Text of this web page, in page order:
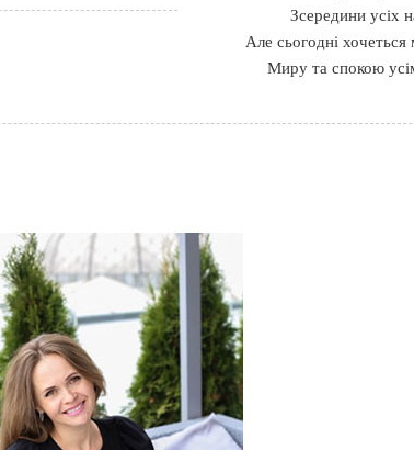
Зсередини усіх
Але сьогодні
Миру та спокою